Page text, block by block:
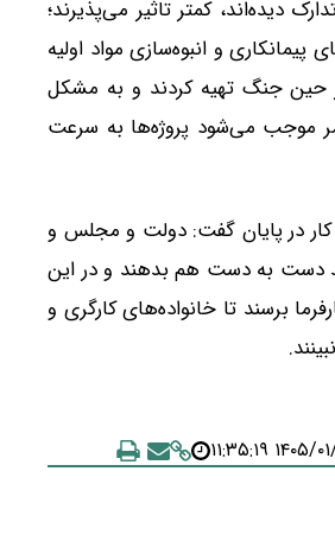
دیده‌اند، کمتر تاثیر می‌پذیرند؛
و انبوه‌سازی مواد اولیه
حین جنگ تهیه کردند و به مشکل
موجب می‌شود پروژه‌ها به سرعت
کار در پایان گفت: دولت و مجلس و
دست به دست هم بدهند و در این
برسند تا خانواده‌های کارگری و
۲۹ ۱۱:۳۵:۱۹